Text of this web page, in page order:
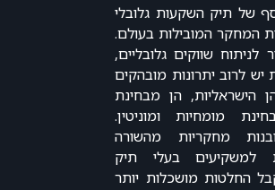
של תיק השקעות גלובלי
המחקר המובילות בעולם.
שווקים גלובליים,
לרוב יתרונות מובהקים
הישראליות, הן מבחינת
מומחיות ומוניטין.
מחקריות מהשורה
למשקיעים בעלי תיק
החלטות מושכלות יותר